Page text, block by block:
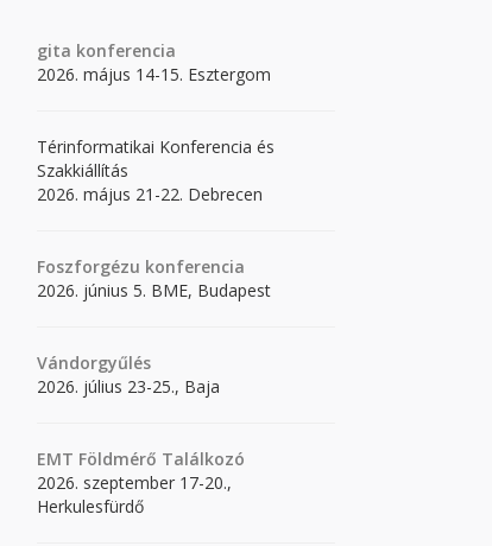
gita konferencia
2026. május 14-15. Esztergom
Térinformatikai Konferencia és
Szakkiállítás
2026. május 21-22. Debrecen
Foszforgézu konferencia
2026. június 5. BME, Budapest
Vándorgyűlés
2026. július 23-25., Baja
EMT Földmérő Találkozó
2026. szeptember 17-20.,
Herkulesfürdő